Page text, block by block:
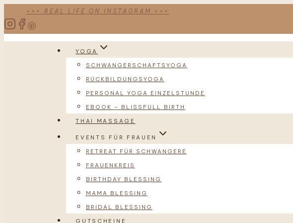
Inhalt
+++ REAL LIFE ON INSTAGRAM +++
YOGA
SCHWANGERSCHAFTSYOGA
RÜCKBILDUNGSYOGA
PERSONAL YOGA EINZELSTUNDE
EBOOK – BLISSFULL BIRTH
THAI MASSAGE
EVENTS FÜR FRAUEN
RETREAT FÜR SCHWANGERE
FRAUENKREIS
BIRTHDAY BLESSING
MAMA BLESSING
BRIDAL BLESSING
GUTSCHEINE